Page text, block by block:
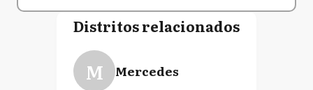
Distritos relacionados
M Mercedes